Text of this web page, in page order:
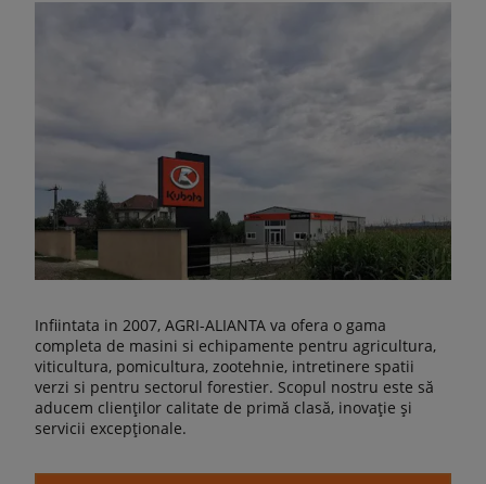
Infiintata in 2007, AGRI-ALIANTA va ofera o gama
completa de masini si echipamente pentru agricultura,
viticultura, pomicultura, zootehnie, intretinere spatii
verzi si pentru sectorul forestier. Scopul nostru este să
aducem clienților calitate de primă clasă, inovație și
servicii excepționale.